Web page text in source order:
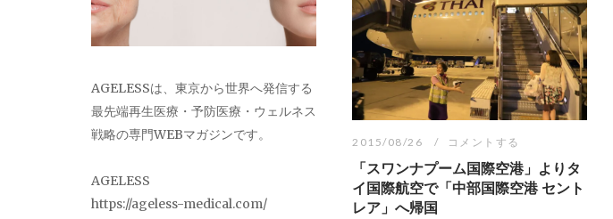
2015/08/26 コメントする
「スワンナプーム国際空港」よりタ
イ国際航空で「中部国際空港 セント
レア」へ帰国
AGELESSは、東京から世界へ発信する
最先端再生医療・予防医療・ウェルネス
戦略の専門WEBマガジンです。
AGELESS
https://ageless-medical.com/